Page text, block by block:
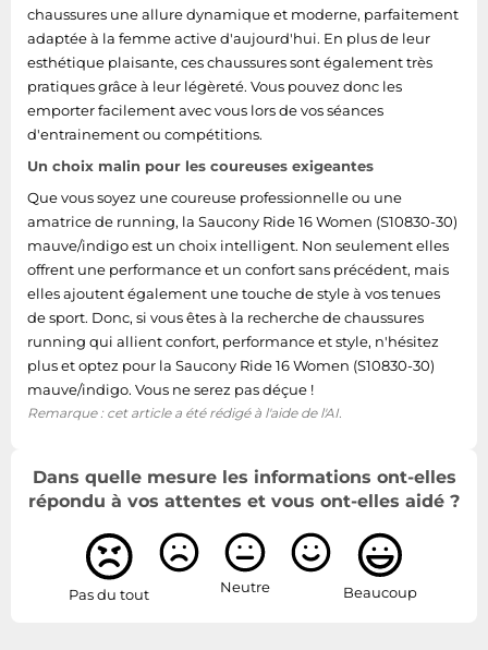
chaussures une allure dynamique et moderne, parfaitement
adaptée à la femme active d'aujourd'hui. En plus de leur
esthétique plaisante, ces chaussures sont également très
pratiques grâce à leur légèreté. Vous pouvez donc les
emporter facilement avec vous lors de vos séances
d'entrainement ou compétitions.
Un choix malin pour les coureuses exigeantes
Que vous soyez une coureuse professionnelle ou une
amatrice de running, la Saucony Ride 16 Women (S10830-30)
mauve/indigo est un choix intelligent. Non seulement elles
offrent une performance et un confort sans précédent, mais
elles ajoutent également une touche de style à vos tenues
de sport. Donc, si vous êtes à la recherche de chaussures
running qui allient confort, performance et style, n'hésitez
plus et optez pour la Saucony Ride 16 Women (S10830-30)
mauve/indigo. Vous ne serez pas déçue !
Remarque : cet article a été rédigé à l'aide de l'AI.
Dans quelle mesure les informations ont-elles
répondu à vos attentes et vous ont-elles aidé ?
Pas du tout Neutre Beaucoup